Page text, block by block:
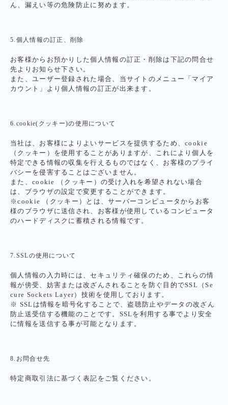
ん、漏えい等の危険防止に努めます。
5.個人情報の訂正、削除
お客様からお預かりした個人情報の訂正・削除は下記の問合せ
先よりお知らせ下さい。
また、ユーザー登録された場合、当サイトのメニュー「マイア
カウント」より個人情報の訂正が出来ます。
6.cookie(クッキー)の使用について
当社は、お客様によりよいサービスを提供するため、cookie
（クッキー）を使用することがありますが、これにより個人を
特定できる情報の収集を行えるものではなく、お客様のプライ
バシーを侵害することはございません。
また、cookie （クッキー）の受け入れを希望されない場合
は、ブラウザの設定で変更することができます。
※cookie （クッキー）とは、サーバーコンピュータからお客
様のブラウザに送信され、お客様が使用しているコンピュータ
のハードディスクに蓄積される情報です。
7.SSLの使用について
個人情報の入力時には、セキュリティ確保のため、これらの情
報が傍受、妨害または改ざんされることを防ぐ目的でSSL（Se
cure Sockets Layer）技術を使用しております。
※ SSLは情報を暗号化することで、盗聴防止やデータの改ざん
防止送受信する機能のことです。SSLを利用する事でより安全
に情報を送信する事が可能となります。
8.お問合せ先
特定商取引法に基づく表記をご覧ください。